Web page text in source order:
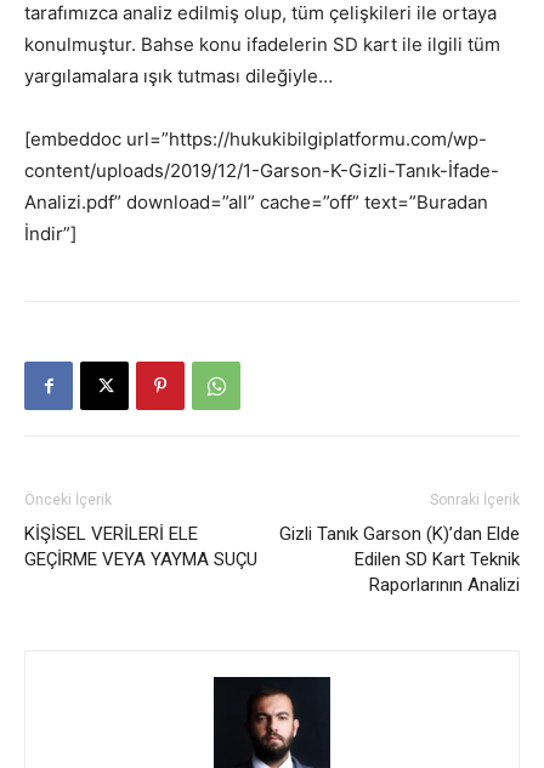
tarafımızca analiz edilmiş olup, tüm çelişkileri ile ortaya
konulmuştur. Bahse konu ifadelerin SD kart ile ilgili tüm
yargılamalara ışık tutması dileğiyle…
[embeddoc url=”https://hukukibilgiplatformu.com/wp-
content/uploads/2019/12/1-Garson-K-Gizli-Tanık-İfade-
Analizi.pdf” download=”all” cache=”off” text=”Buradan
İndir”]
Önceki İçerik
KİŞİSEL VERİLERİ ELE
GEÇİRME VEYA YAYMA SUÇU
Sonraki İçerik
Gizli Tanık Garson (K)’dan Elde
Edilen SD Kart Teknik
Raporlarının Analizi